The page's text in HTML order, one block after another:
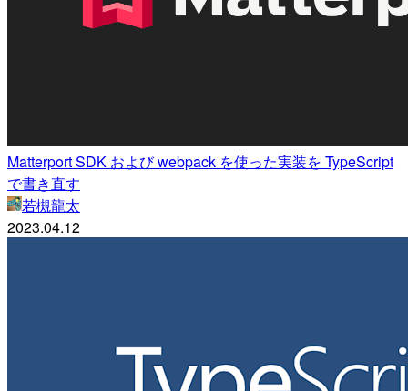
Matterport SDK および webpack を使った実装を TypeScript
で書き直す
若槻龍太
2023.04.12